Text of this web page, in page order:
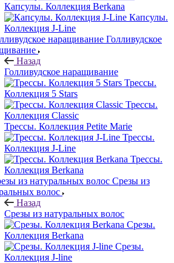
Капсулы. Коллекция Berkana
Капсулы.
Коллекция J-Line
Голливудское
Назад
Голливудское наращивание
Трессы.
Коллекция 5 Stars
Трессы.
Коллекция Classic
Трессы. Коллекция Petite Marie
Трессы.
Коллекция J-Line
Трессы.
Коллекция Berkana
Срезы из
волос
Назад
Срезы из натуральных волос
Срезы.
Коллекция Berkana
Срезы.
Коллекция J-line